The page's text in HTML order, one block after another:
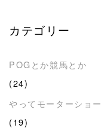
カテゴリー
POGとか競馬とか
(24)
やってモーターショー
(19)